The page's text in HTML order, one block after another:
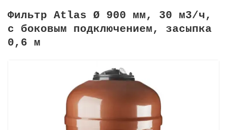
Фильтр Atlas Ø 900 мм, 30 м3/ч,
с боковым подключением, засыпка
0,6 м